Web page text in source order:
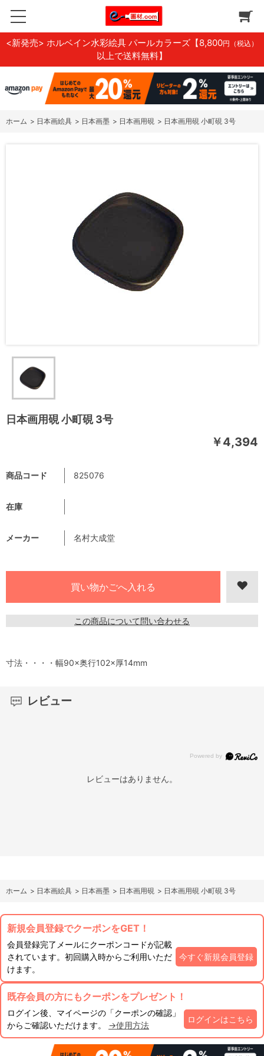
<新発売> ホルベイン水彩絵具 パールカラーズ 【8,800円（税込）
以上で送料無料】
ホーム > 日本画絵具 > 日本画墨 > 日本画用硯 > 日本画用硯 小町硯 3号
日本画用硯 小町硯 3号
￥4,394
商品コード 825076
在庫
メーカー 名村大成堂
この商品について問い合わせる
寸法・・・・幅90×奥行102×厚14mm
レビュー
レビューはありません。
ホーム > 日本画絵具 > 日本画墨 > 日本画用硯 > 日本画用硯 小町硯 3号
新規会員登録でクーポンをGET！
会員登録完了メールにクーポンコードが記載
されています。初回購入時からご利用いただ
けます。
今すぐ新規会員登録
既存会員の方にもクーポンをプレゼント！
ログイン後、マイページの「クーポンの確認」
からご確認いただけます。 →使用方法
ログインはこちら